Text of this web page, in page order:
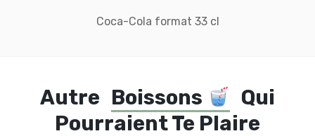
Coca-Cola format 33 cl
Autre Boissons
Qui
Pourraient Te Plaire